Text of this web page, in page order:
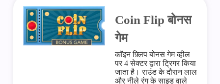
Coin Flip बोनस
गेम
कॉइन फ़्लिप बोनस गेम व्हील
पर 4 सेक्टर द्वारा ट्रिगर किया
जाता है। राउंड के दौरान लाल
और नीले रंग के साइड वाले